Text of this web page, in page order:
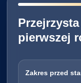
pierwszej
Zakres przed